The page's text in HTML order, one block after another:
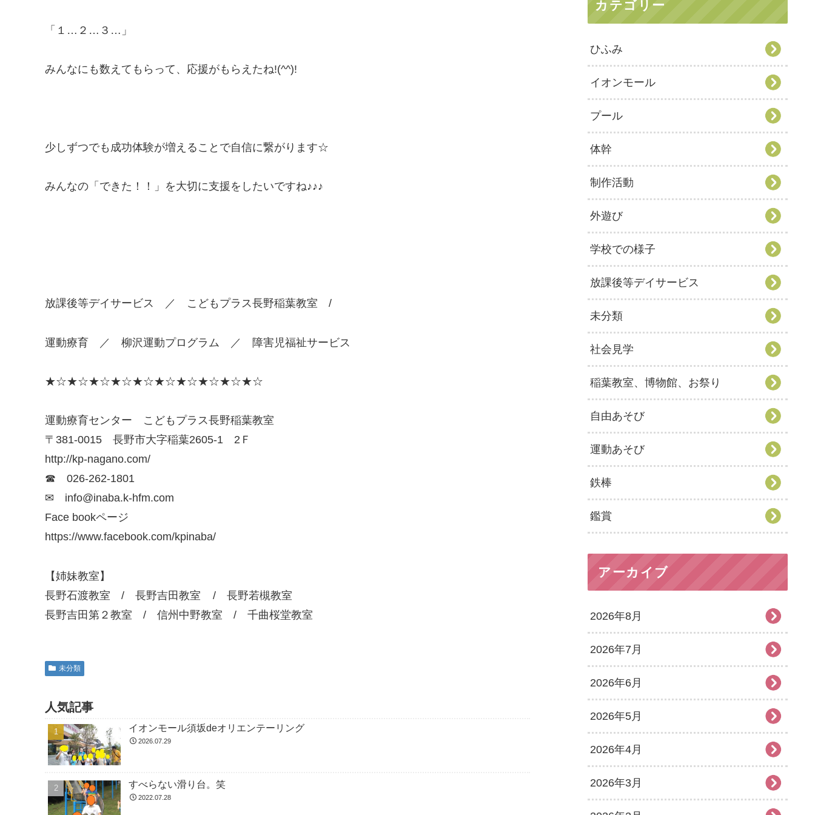
「１…２…３…」
みんなにも数えてもらって、応援がもらえたね!(^^)!
少しずつでも成功体験が増えることで自信に繋がります☆
みんなの「できた！！」を大切に支援をしたいですね♪♪♪
放課後等デイサービス ／ こどもプラス長野稲葉教室 /
運動療育 ／ 柳沢運動プログラム ／ 障害児福祉サービス
★☆★☆★☆★☆★☆★☆★☆★☆★☆★☆
運動療育センター こどもプラス長野稲葉教室
〒381-0015 長野市大字稲葉2605-1 2Ｆ
http://kp-nagano.com/
☎ 026-262-1801
✉ info@inaba.k-hfm.com
Face bookページ
https://www.facebook.com/kpinaba/
【姉妹教室】
長野石渡教室 / 長野吉田教室 / 長野若槻教室
長野吉田第２教室 / 信州中野教室 / 千曲桜堂教室
未分類
人気記事
イオンモール須坂deオリエンテーリング
2026.07.29
すべらない滑り台。笑
2022.07.28
カテゴリー
ひふみ
イオンモール
プール
体幹
制作活動
外遊び
学校での様子
放課後等デイサービス
未分類
社会見学
稲葉教室、博物館、お祭り
自由あそび
運動あそび
鉄棒
鑑賞
アーカイブ
2026年8月
2026年7月
2026年6月
2026年5月
2026年4月
2026年3月